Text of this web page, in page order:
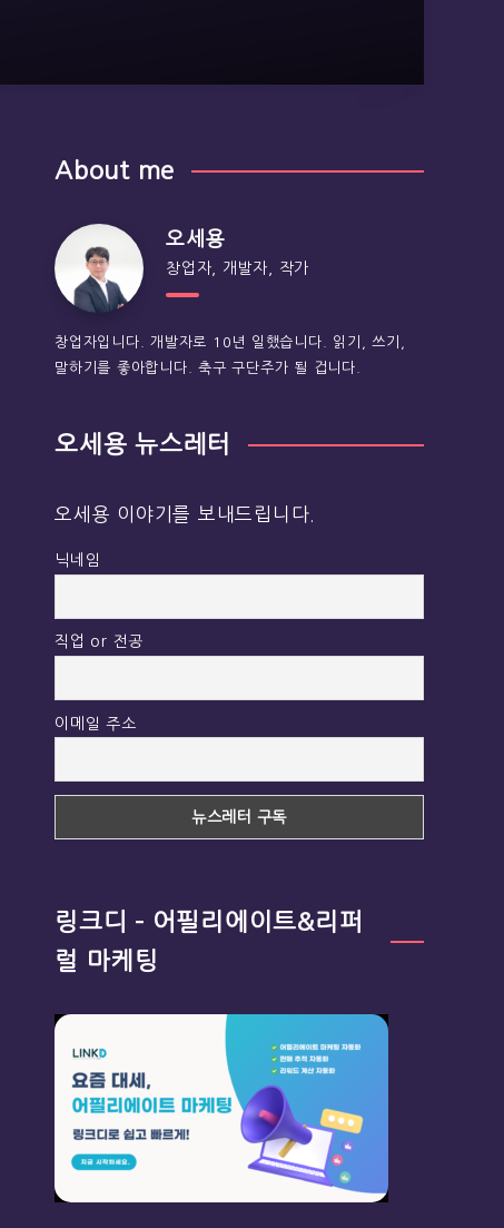
About me
오세용
창업자, 개발자, 작가
창업자입니다. 개발자로 10년 일했습니다. 읽기, 쓰기,
말하기를 좋아합니다. 축구 구단주가 될 겁니다.
오세용 뉴스레터
오세용 이야기를 보내드립니다.
닉네임
직업 or 전공
이메일 주소
링크디 – 어필리에이트&리퍼
럴 마케팅